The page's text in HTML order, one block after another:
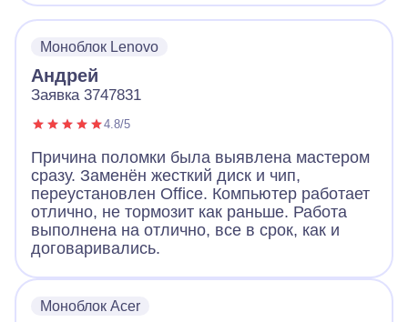
Моноблок Lenovo
Андрей
Заявка 3747831
4.8/5
Причина поломки была выявлена мастером
сразу. Заменён жесткий диск и чип,
переустановлен Office. Компьютер работает
отлично, не тормозит как раньше. Работа
выполнена на отлично, все в срок, как и
договаривались.
Моноблок Acer